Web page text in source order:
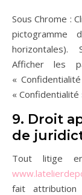
Sous Chrome :
pictogramme
horizontales).
Afficher les
«
«
9. Droit
de
Tout litige
fait attribution